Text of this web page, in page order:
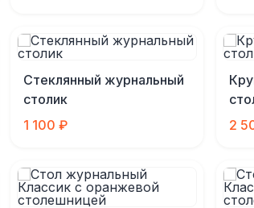
Стеклянный журнальный
столик
1 100 ₽
2